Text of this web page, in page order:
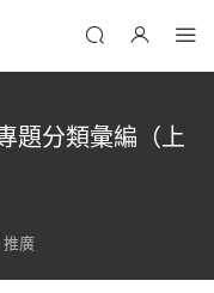
題分類彙編（上
推廣